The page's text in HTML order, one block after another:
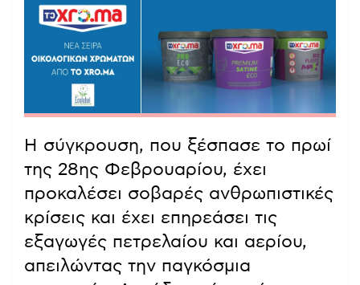
Η σύγκρουση, που ξέσπασε το πρωί
της 28ης Φεβρουαρίου, έχει
προκαλέσει σοβαρές ανθρωπιστικές
κρίσεις και έχει επηρεάσει τις
εξαγωγές πετρελαίου και αερίου,
απειλώντας την παγκόσμια